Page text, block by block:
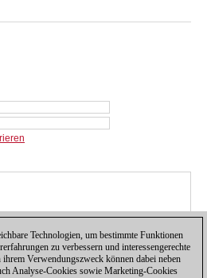
Technologien, um bestimmte Funktionen
zu verbessern und interessengerechte
Verwendungszweck können dabei neben
Analyse-Cookies sowie Marketing-Cookies